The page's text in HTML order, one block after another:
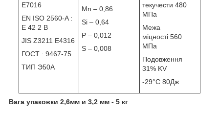
E7016
EN ISO 2560-A :
E 42 2 B
JIS Z3211 E4316
ГОСТ : 9467-75
ТИП Э50А
Mn – 0,86
Si – 0,64
P – 0,012
S – 0,008
текучести 480
МПа
Межа
міцності 560
МПа
Подовження
31% KV
-29°С 80Дж
Вага упаковки 2,6мм и 3,2 мм - 5 кг